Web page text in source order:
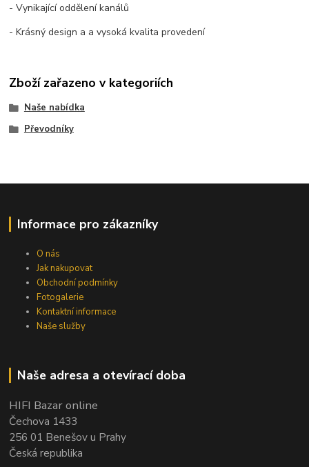
- Vynikající oddělení kanálů
- Krásný design a a vysoká kvalita provedení
Zboží zařazeno v kategoriích
Naše nabídka
Převodníky
Informace pro zákazníky
O nás
Jak nakupovat
Obchodní podmínky
Fotogalerie
Kontaktní informace
Naše služby
Naše adresa a otevírací doba
HIFI Bazar online
Čechova 1433
256 01 Benešov u Prahy
Česká republika